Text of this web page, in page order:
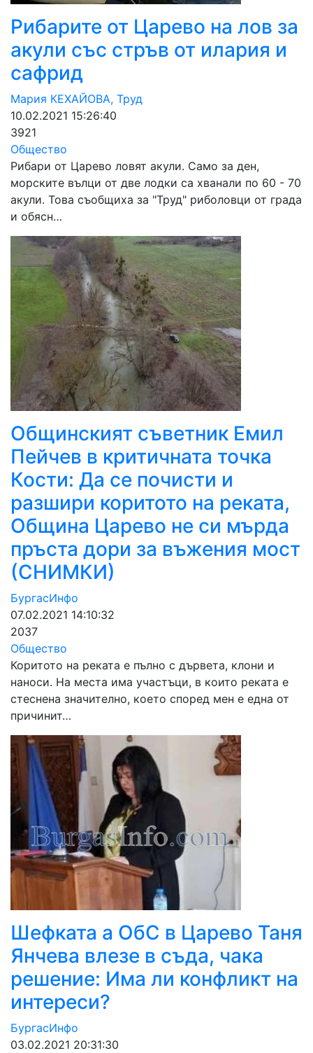
Рибарите от Царево на лов за
акули със стръв от илария и
сафрид
Мария КЕХАЙОВА, Труд
10.02.2021 15:26:40
3921
Общество
Рибари от Царево ловят акули. Само за ден,
морските вълци от две лодки са хванали по 60 - 70
акули. Това съобщиха за "Труд" риболовци от града
и обясн…
Общинският съветник Емил
Пейчев в критичната точка
Кости: Да се почисти и
разшири коритото на реката,
Община Царево не си мърда
пръста дори за въжения мост
(СНИМКИ)
БургасИнфо
07.02.2021 14:10:32
2037
Общество
Коритото на реката е пълно с дървета, клони и
наноси. На места има участъци, в които реката е
стеснена значително, което според мен е една от
причинит…
Шефката а ОбС в Царево Таня
Янчева влезе в съда, чака
решение: Има ли конфликт на
интереси?
БургасИнфо
03.02.2021 20:31:30